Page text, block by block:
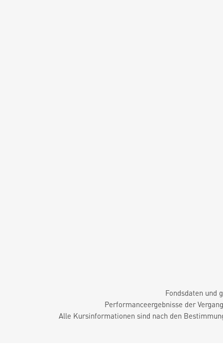
Fondsdaten und
Performanceergebnisse der
Alle Kursinformationen sind nach den